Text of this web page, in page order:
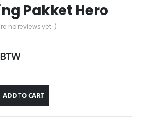
Pakket Hero
no reviews yet. )
ADD TO CART